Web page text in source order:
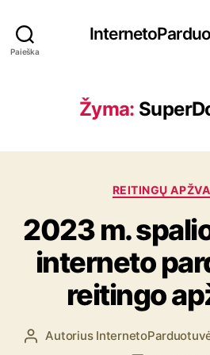
Paieška
Žyma:
K
t
e
g
o
r
i
o
REITINGŲ
2023 m.
interneto
reitingo
Į
Autorius